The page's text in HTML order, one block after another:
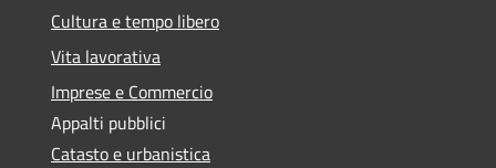
Cultura e tempo libero
Vita lavorativa
Imprese e Commercio
Appalti pubblici
Catasto e urbanistica